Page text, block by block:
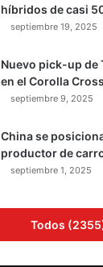
híbridos de casi
septiembre 19, 2025
Nuevo pick-up de
en el Corolla Cross
septiembre 9, 2025
China se
productor de
septiembre 1, 2025
Todos